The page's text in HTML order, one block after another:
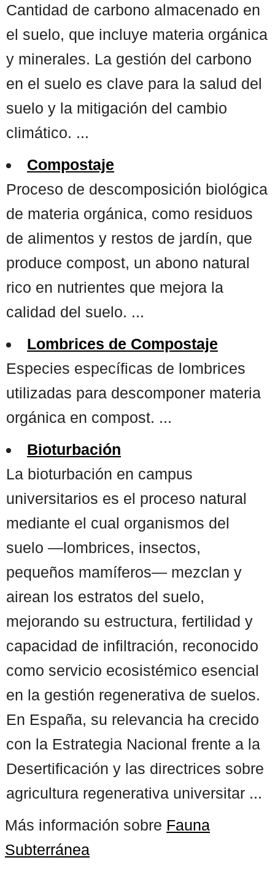
Cantidad de carbono almacenado en
el suelo, que incluye materia orgánica
y minerales. La gestión del carbono
en el suelo es clave para la salud del
suelo y la mitigación del cambio
climático. ...
Compostaje
Proceso de descomposición biológica
de materia orgánica, como residuos
de alimentos y restos de jardín, que
produce compost, un abono natural
rico en nutrientes que mejora la
calidad del suelo. ...
Lombrices de Compostaje
Especies específicas de lombrices
utilizadas para descomponer materia
orgánica en compost. ...
Bioturbación
La bioturbación en campus
universitarios es el proceso natural
mediante el cual organismos del
suelo —lombrices, insectos,
pequeños mamíferos— mezclan y
airean los estratos del suelo,
mejorando su estructura, fertilidad y
capacidad de infiltración, reconocido
como servicio ecosistémico esencial
en la gestión regenerativa de suelos.
En España, su relevancia ha crecido
con la Estrategia Nacional frente a la
Desertificación y las directrices sobre
agricultura regenerativa universitar ...
Más información sobre Fauna
Subterránea